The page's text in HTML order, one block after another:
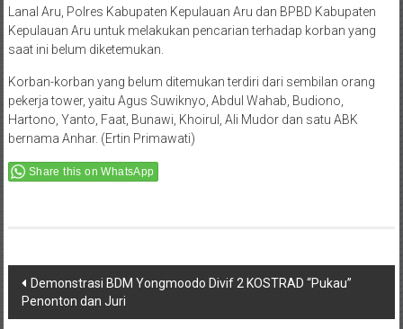
Lanal Aru, Polres Kabupaten Kepulauan Aru dan BPBD Kabupaten
Kepulauan Aru untuk melakukan pencarian terhadap korban yang
saat ini belum diketemukan.
Korban-korban yang belum ditemukan terdiri dari sembilan orang
pekerja tower, yaitu Agus Suwiknyo, Abdul Wahab, Budiono,
Hartono, Yanto, Faat, Bunawi, Khoirul, Ali Mudor dan satu ABK
bernama Anhar. (Ertin Primawati)
Share this on WhatsApp
Post
navigation
Demonstrasi BDM Yongmoodo Divif 2 KOSTRAD “Pukau”
Penonton dan Juri